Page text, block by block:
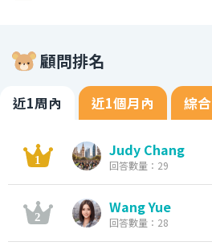
顧問排名
近1周內 近1個月內 綜合
Judy Chang
回答數量：29
Wang Yue
回答數量：28